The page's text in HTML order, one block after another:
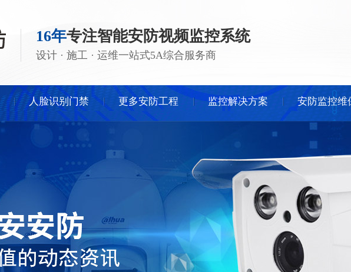
16年专注智能安防视频监控系统
设计 · 施工 · 运维一站式5A综合服务商
人脸识别门禁 更多安防工程 监控解决方案 安防监控维